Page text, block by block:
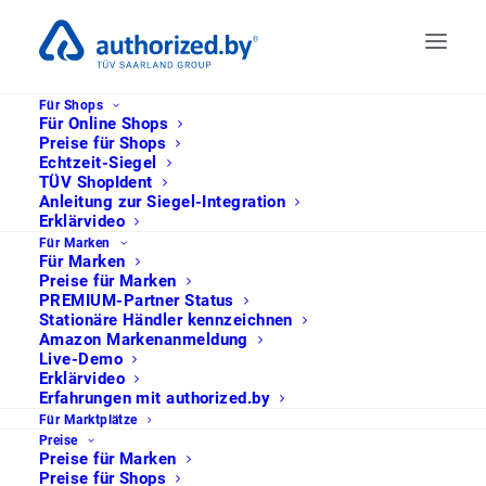
Für Shops
Für Online Shops
Preise für Shops
Echtzeit-Siegel
TÜV ShopIdent
Anleitung zur Siegel-Integration
Erklärvideo
Für Marken
Für Marken
Preise für Marken
PREMIUM-Partner Status
Stationäre Händler kennzeichnen
Amazon Markenanmeldung
Live-Demo
Erklärvideo
Erfahrungen mit authorized.by
Für Marktplätze
Preise
Preise für Marken
Preise für Shops
Produktpiraterie: Das können
Sportfachhändler und Brands
dagegen tun
23. April 2019 | 1 Minute
Noch nie gab es so viele Fälle von
Produktpiraterie und gefälschten Waren in
Deutschland. Der grenzüberschreitende
Onlinehandel hat das Problem dramatisch